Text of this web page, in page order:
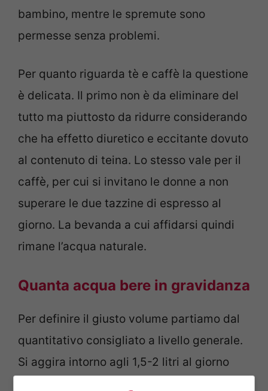
bambino, mentre le spremute sono
permesse senza problemi.
Per quanto riguarda tè e caffè la questione
è delicata. Il primo non è da eliminare del
tutto ma piuttosto da ridurre considerando
che ha effetto diuretico e eccitante dovuto
al contenuto di teina. Lo stesso vale per il
caffè, per cui si invitano le donne a non
superare le due tazzine di espresso al
giorno. La bevanda a cui affidarsi quindi
rimane l’acqua naturale.
Quanta acqua bere in gravidanza
Per definire il giusto volume partiamo dal
quantitativo consigliato a livello generale.
Si aggira intorno agli 1,5-2 litri al giorno